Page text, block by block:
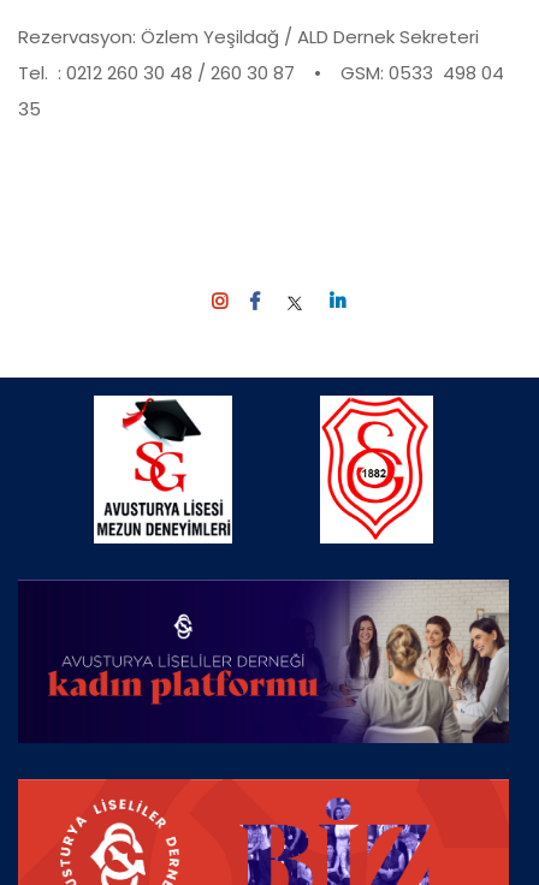
Rezervasyon: Özlem Yeşildağ / ALD Dernek Sekreteri
Tel. : 0212 260 30 48 / 260 30 87 • GSM: 0533 498 04
35